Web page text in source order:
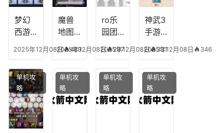
播
什么
装备
梦幻
西游
凡，
梦幻
十二
生肖
2025年12月08日 489
魔兽
地图
任务
攻
略，
魔兽
世界
2025年12月08日 297
ro乐
园团
附
魔，
乐园
团装
备任
2025年12月08日 331
神武3
手游
辅助
技能
加
点，
神武
2025年12月08日 346
单机攻
略
单机攻
略
单机攻
略
单机攻
略